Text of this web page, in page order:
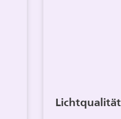
Lichtqualität